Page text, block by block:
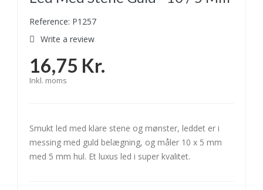
Reference: P1257
Write a review
16,75 Kr.
Inkl. moms
Smukt led med klare stene og mønster, leddet er i
messing med guld belægning, og måler 10 x 5 mm
med 5 mm hul. Et luxus led i super kvalitet.